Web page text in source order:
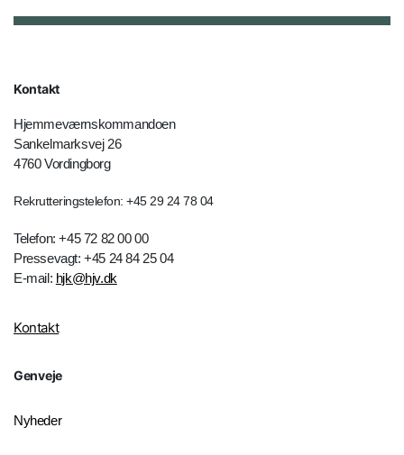
Kontakt
Hjemmeværnskommandoen
Sankelmarksvej 26
4760 Vordingborg
Rekrutteringstelefon: +45 29 24 78 04
Telefon: +45 72 82 00 00
Pressevagt: +45 24 84 25 04
E-mail: hjk@hjv.dk
Kontakt
Genveje
Nyheder